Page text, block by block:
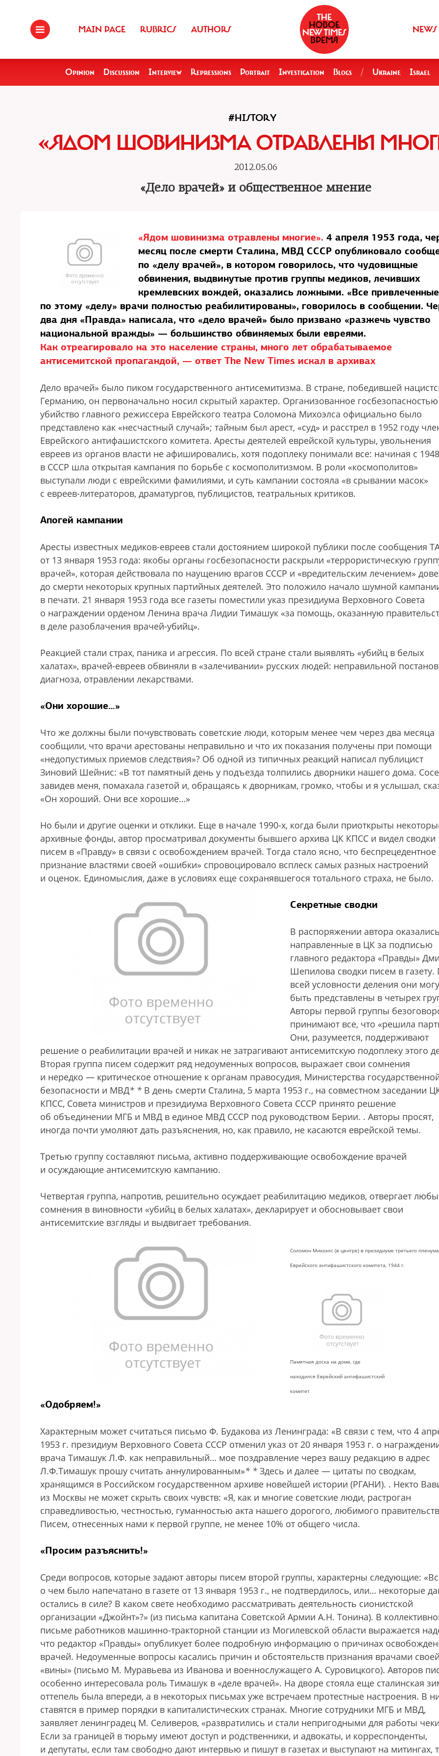
MAIN PAGE RUBRICS AUTHORS NEWS
Opinion Discussion Interview Repressions Portrait Investigation Blogs / Ukraine Israel
#HISTORY
«ЯДОМ ШОВИНИЗМА ОТРАВЛЕНЫ
2012.05.06
«Дело врачей» и общественное мнение
«Ядом шовинизма отравлены многие». 4 апреля 1953 года,
месяц после смерти Сталина, МВД СССР опубликовало
по «делу врачей», в котором говорилось, что чудовищные
обвинения, выдвинутые против группы медиков, лечивших
кремлевских вождей, оказались ложными. «Все привлеченные
по этому «делу» врачи полностью реабилитированы», говорилось в сообщении.
два дня «Правда» написала, что «дело врачей» было призвано «разжечь чувство
национальной вражды» — большинство обвиняемых были евреями.
Как отреагировало на это население страны, много лет обрабатываемое
антисемитской пропагандой, — ответ The New Times искал в архивах
Дело врачей» было пиком государственного антисемитизма. В стране, победившей
Германию, он первоначально носил скрытый характер. Организованное госбезопасностью
убийство главного режиссера Еврейского театра Соломона Михоэлса официально было
представлено как «несчастный случай»; тайным был арест, «суд» и расстрел в 1952 году
Еврейского антифашистского комитета. Аресты деятелей еврейской культуры, увольнения
евреев из органов власти не афишировались, хотя подоплеку понимали все: начиная с
в СССР шла открытая кампания по борьбе с космополитизмом. В роли «космополитов»
выступали люди с еврейскими фамилиями, и суть кампании состояла «в срывании масок»
с евреев-литераторов, драматургов, публицистов, театральных критиков.
Апогей кампании
Аресты известных медиков-евреев стали достоянием широкой публики после сообщения
от 13 января 1953 года: якобы органы госбезопасности раскрыли «террористическую
врачей», которая действовала по наущению врагов СССР и «вредительским лечением»
до смерти некоторых крупных партийных деятелей. Это положило начало шумной
в печати. 21 января 1953 года все газеты поместили указ президиума Верховного Совета
о награждении орденом Ленина врача Лидии Тимашук «за помощь, оказанную
в деле разоблачения врачей-убийц».
Реакцией стали страх, паника и агрессия. По всей стране стали выявлять «убийц в белых
халатах», врачей-евреев обвиняли в «залечивании» русских людей: неправильной
диагноза, отравлении лекарствами.
«Они хорошие…»
Что же должны были почувствовать советские люди, которым менее чем через два месяца
сообщили, что врачи арестованы неправильно и что их показания получены при помощи
«недопустимых приемов следствия»? Об одной из типичных реакций написал публицист
Зиновий Шейнис: «В тот памятный день у подъезда толпились дворники нашего дома.
завидев меня, помахала газетой и, обращаясь к дворникам, громко, чтобы и я услышал,
«Он хороший. Они все хорошие…»
Но были и другие оценки и отклики. Еще в начале 1990-х, когда были приоткрыты
архивные фонды, автор просматривал документы бывшего архива ЦК КПСС и видел сводки
писем в «Правду» в связи с освобождением врачей. Тогда стало ясно, что беспрецедентное
признание властями своей «ошибки» спровоцировало всплеск самых разных настроений
и оценок. Единомыслия, даже в условиях еще сохранявшегося тотального страха, не было.
Секретные сводки
В распоряжении автора
направленные в ЦК за подписью
главного редактора «Правды»
Шепилова сводки писем в газету.
всей условности деления они
быть представлены в четырех
Авторы первой группы
принимают все, что «решила
Они, разумеется, поддерживают
решение о реабилитации врачей и никак не затрагивают антисемитскую подоплеку этого
Вторая группа писем содержит ряд недоуменных вопросов, выражает свои сомнения
и нередко — критическое отношение к органам правосудия, Министерства
безопасности и МВД* * В день смерти Сталина, 5 марта 1953 г., на совместном заседании
КПСС, Совета министров и президиума Верховного Совета СССР принято решение
об объединении МГБ и МВД в единое МВД СССР под руководством Берии. . Авторы просят,
иногда почти умоляют дать разъяснения, но, как правило, не касаются еврейской темы.
Третью группу составляют письма, активно поддерживающие освобождение врачей
и осуждающие антисемитскую кампанию.
Четвертая группа, напротив, решительно осуждает реабилитацию медиков, отвергает
сомнения в виновности «убийц в белых халатах», декларирует и обосновывает свои
антисемитские взгляды и выдвигает требования.
Соломон Михоэлс (в центре) в президиуме третьего пленума
Еврейского антифашистского комитета, 1944 г.
Памятная доска на доме, где
находился Еврейский антифашистский
комитет
«Одобряем!»
Характерным может считаться письмо Ф. Будакова из Ленинграда: «В связи с тем, что 4
1953 г. президиум Верховного Совета СССР отменил указ от 20 января 1953 г. о
врача Тимашук Л.Ф. как неправильный… мое поздравление через вашу редакцию в адрес
Л.Ф.Тимашук прошу считать аннулированным»* * Здесь и далее — цитаты по сводкам,
хранящимся в Российском государственном архиве новейшей истории (РГАНИ). . Некто
из Москвы не может скрыть своих чувств: «Я, как и многие советские люди, растроган
справедливостью, честностью, гуманностью акта нашего дорогого, любимого
Писем, отнесенных нами к первой группе, не менее 10% от общего числа.
«Просим разъяснить!»
Среди вопросов, которые задают авторы писем второй группы, характерны следующие:
о чем было напечатано в газете от 13 января 1953 г., не подтвердилось, или… некоторые
остались в силе? В каком свете необходимо рассматривать деятельность сионистской
организации «Джойнт»?» (из письма капитана Советской Армии А.Н. Тонина). В
письме работников машинно-тракторной станции из Могилевской области выражается
что редактор «Правды» опубликует более подробную информацию о причинах
врачей. Недоуменные вопросы касались причин и обстоятельств признания врачами
«вины» (письмо М. Муравьева из Иванова и военнослужащего А. Суровицкого). Авторов
особенно интересовала роль Тимашук в «деле врачей». На дворе стояла еще сталинская
оттепель была впереди, а в некоторых письмах уже встречаем протестные настроения. В
ставятся в пример порядки в капиталистических странах. Многие сотрудники МГБ и МВД,
заявляет ленинградец М. Селиверов, «развратились и стали непригодными для работы
Если за границей в тюрьму имеют доступ и родственники, и адвокаты, и корреспонденты,
и депутаты, если там свободно дают интервью и пишут в газетах и выступают на митингах,